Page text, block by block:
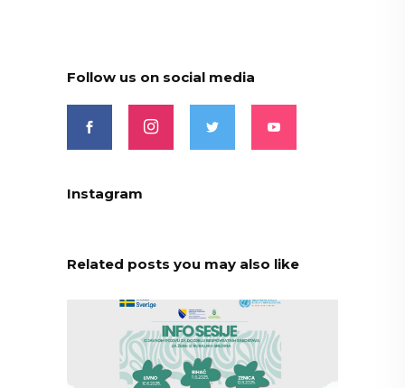
Follow us on social media
Instagram
Related posts you may also like